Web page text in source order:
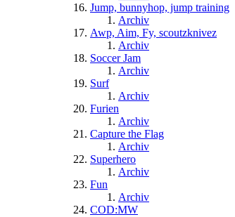
Jump, bunnyhop, jump training
Archiv
Awp, Aim, Fy, scoutzknivez
Archiv
Soccer Jam
Archiv
Surf
Archiv
Furien
Archiv
Capture the Flag
Archiv
Superhero
Archiv
Fun
Archiv
COD:MW